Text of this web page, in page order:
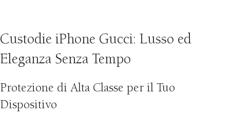
Custodie iPhone Gucci: Lusso ed
Eleganza Senza Tempo
Protezione di Alta Classe per il Tuo
Dispositivo